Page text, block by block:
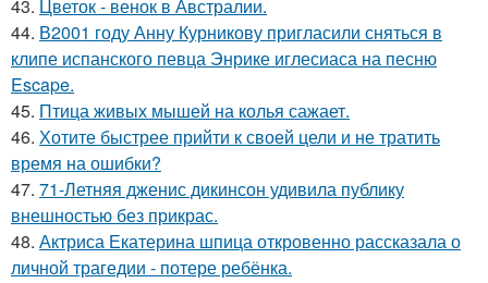
43. Цветок - венок в Австралии.
44. В2001 году Анну Курникову пригласили сняться в
клипе испанского певца Энрике иглесиаса на песню
Escape.
45. Птица живых мышей на колья сажает.
46. Хотите быстрее прийти к своей цели и не тратить
время на ошибки?
47. 71-Летняя дженис дикинсон удивила публику
внешностью без прикрас.
48. Актриса Екатерина шпица откровенно рассказала о
личной трагедии - потере ребёнка.